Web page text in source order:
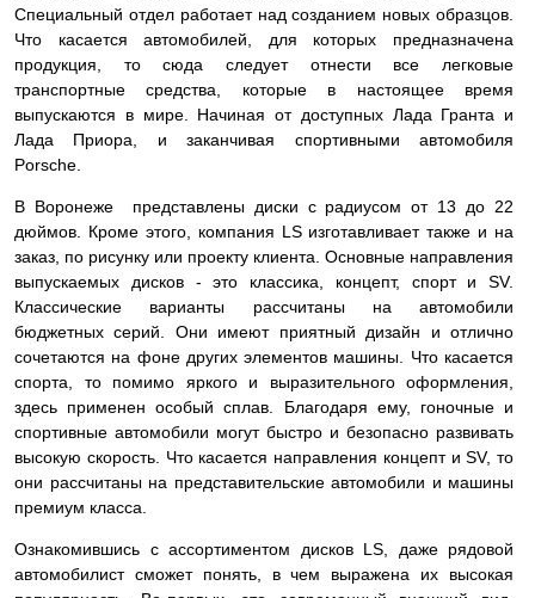
Специальный отдел работает над созданием новых образцов.
Что касается автомобилей, для которых предназначена
продукция, то сюда следует отнести все легковые
транспортные средства, которые в настоящее время
выпускаются в мире. Начиная от доступных Лада Гранта и
Лада Приора, и заканчивая спортивными автомобиля
Porsche.
В Воронеже представлены диски с радиусом от 13 до 22
дюймов. Кроме этого, компания LS изготавливает также и на
заказ, по рисунку или проекту клиента. Основные направления
выпускаемых дисков - это классика, концепт, спорт и SV.
Классические варианты рассчитаны на автомобили
бюджетных серий. Они имеют приятный дизайн и отлично
сочетаются на фоне других элементов машины. Что касается
спорта, то помимо яркого и выразительного оформления,
здесь применен особый сплав. Благодаря ему, гоночные и
спортивные автомобили могут быстро и безопасно развивать
высокую скорость. Что касается направления концепт и SV, то
они рассчитаны на представительские автомобили и машины
премиум класса.
Ознакомившись с ассортиментом дисков LS, даже рядовой
автомобилист сможет понять, в чем выражена их высокая